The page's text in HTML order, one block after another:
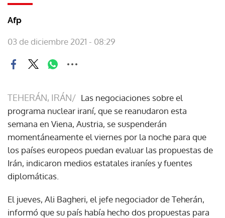
Afp
03 de diciembre 2021 - 08:29
TEHERÁN, IRÁN/ Las negociaciones sobre el
programa nuclear iraní, que se reanudaron esta
semana en Viena, Austria, se suspenderán
momentáneamente el viernes por la noche para que
los países europeos puedan evaluar las propuestas de
Irán, indicaron medios estatales iraníes y fuentes
diplomáticas.
El jueves, Ali Bagheri, el jefe negociador de Teherán,
informó que su país había hecho dos propuestas para